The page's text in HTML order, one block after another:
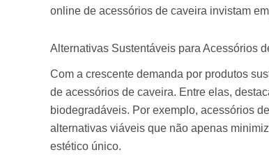
online de acessórios de caveira invistam
Alternativas Sustentáveis para Acessórios
Com a crescente demanda por produtos
de acessórios de caveira. Entre elas,
biodegradáveis. Por exemplo, acessórios
alternativas viáveis que não apenas
estético único.